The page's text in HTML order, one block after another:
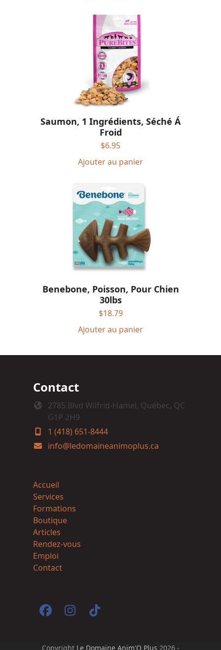
Saumon, 1 Ingrédients, Séché Á
Froid
$6.95
Ajouter au panier
Benebone, Poisson, Pour Chien
30lbs
$18.79
Ajouter au panier
Contact
2785 Blvd Wilfrid-Hamel, Québec, QC
G1P 2H9
1 (418) 651-8444
info@ledomaineanimoplus.ca
Accueil
Services
Formations
Boutique
Articles
Rendez-vous
Emploi
Contact
Facebook
Instagram
Tiktok
Copyright Le Domaine Anim'O Plus 2026 -